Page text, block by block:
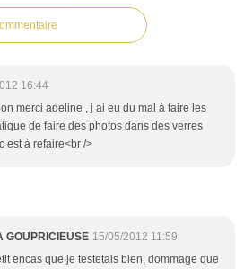
16:44
merci adeline , j ai eu du mal à faire les
de faire des photos dans des verres
est à refaire<br />
GOUPRICIEUSE 15/05/2012 11:59
encas que je testetais bien, dommage que